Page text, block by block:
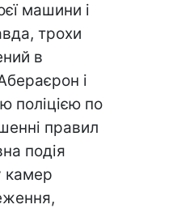
машини і
трохи
в
і
поліцією по
правил
подія
камер